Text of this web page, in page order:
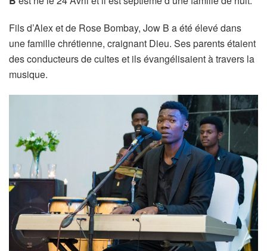
Fils d’Alex et de Rose Bombay, Jow B a été élevé dans
une famille chrétienne, craignant Dieu. Ses parents étaient
des conducteurs de cultes et ils évangélisaient à travers la
musique.